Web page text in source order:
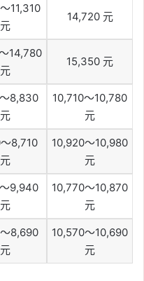
11,310
元
14,720 元
14,780
元
15,350 元
8,830
元
10,710～10,780
元
8,710
元
10,920～10,980
元
9,940
元
10,770～10,870
元
8,690
元
10,570～10,690
元